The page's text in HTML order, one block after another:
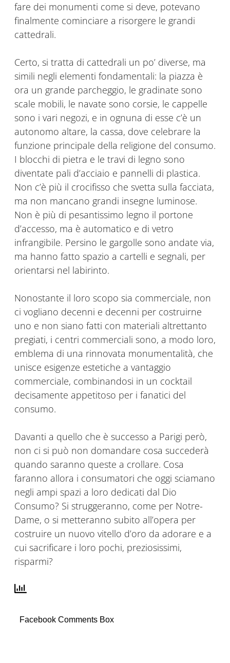
fare dei monumenti come si deve, potevano
finalmente cominciare a risorgere le grandi
cattedrali.
Certo, si tratta di cattedrali un po’ diverse, ma
simili negli elementi fondamentali: la piazza è
ora un grande parcheggio, le gradinate sono
scale mobili, le navate sono corsie, le cappelle
sono i vari negozi, e in ognuna di esse c’è un
autonomo altare, la cassa, dove celebrare la
funzione principale della religione del consumo.
I blocchi di pietra e le travi di legno sono
diventate pali d’acciaio e pannelli di plastica.
Non c’è più il crocifisso che svetta sulla facciata,
ma non mancano grandi insegne luminose.
Non è più di pesantissimo legno il portone
d’accesso, ma è automatico e di vetro
infrangibile. Persino le gargolle sono andate via,
ma hanno fatto spazio a cartelli e segnali, per
orientarsi nel labirinto.
Nonostante il loro scopo sia commerciale, non
ci vogliano decenni e decenni per costruirne
uno e non siano fatti con materiali altrettanto
pregiati, i centri commerciali sono, a modo loro,
emblema di una rinnovata monumentalità, che
unisce esigenze estetiche a vantaggio
commerciale, combinandosi in un cocktail
decisamente appetitoso per i fanatici del
consumo.
Davanti a quello che è successo a Parigi però,
non ci si può non domandare cosa succederà
quando saranno queste a crollare. Cosa
faranno allora i consumatori che oggi sciamano
negli ampi spazi a loro dedicati dal Dio
Consumo? Si struggeranno, come per Notre-
Dame, o si metteranno subito all’opera per
costruire un nuovo vitello d’oro da adorare e a
cui sacrificare i loro pochi, preziosissimi,
risparmi?
Facebook Comments Box